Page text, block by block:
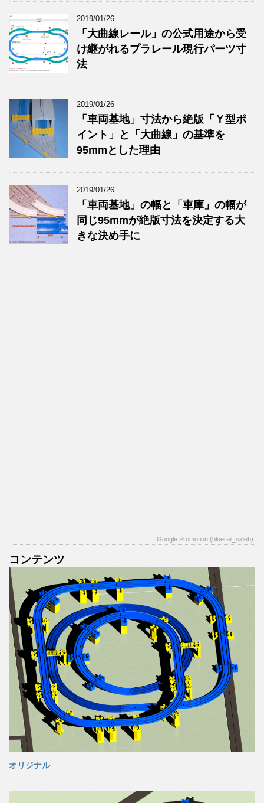
2019/01/26
「大曲線レール」の公式用途から受
け継がれるプラレール現行パーツ寸
法
2019/01/26
「車両基地」寸法から絶版「Ｙ型ポ
イント」と「大曲線」の基準を
95mmとした理由
2019/01/26
「車両基地」の幅と「車庫」の幅が
同じ95mmが絶版寸法を決定する大
きな決め手に
Google Promotion (bluerail_sideb)
コンテンツ
オリジナル